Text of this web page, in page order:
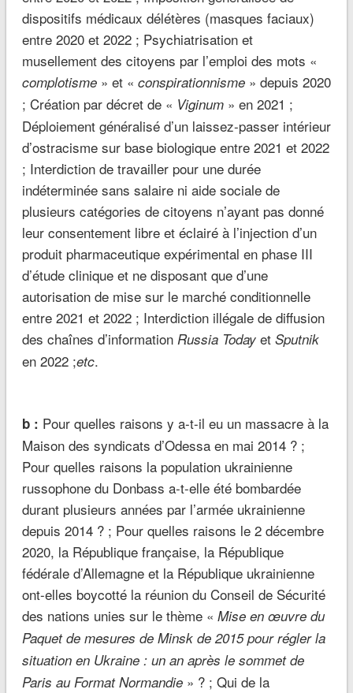
dispositifs médicaux délétères (masques faciaux)
entre 2020 et 2022 ; Psychiatrisation et
musellement des citoyens par l’emploi des mots «
complotisme» et « conspirationnisme» depuis 2020
; Création par décret de « Viginum» en 2021 ;
Déploiement généralisé d’un laissez-passer intérieur
d’ostracisme sur base biologique entre 2021 et 2022
; Interdiction de travailler pour une durée
indéterminée sans salaire ni aide sociale de
plusieurs catégories de citoyens n’ayant pas donné
leur consentement libre et éclairé à l’injection d’un
produit pharmaceutique expérimental en phase III
d’étude clinique et ne disposant que d’une
autorisation de mise sur le marché conditionnelle
entre 2021 et 2022 ; Interdiction illégale de diffusion
des chaînes d’information Russia Todayet Sputnik
en 2022 ;etc.
b : Pour quelles raisons y a-t-il eu un massacre à la
Maison des syndicats d’Odessa en mai 2014 ? ;
Pour quelles raisons la population ukrainienne
russophone du Donbass a-t-elle été bombardée
durant plusieurs années par l’armée ukrainienne
depuis 2014 ? ; Pour quelles raisons le 2 décembre
2020, la République française, la République
fédérale d’Allemagne et la République ukrainienne
ont-elles boycotté la réunion du Conseil de Sécurité
des nations unies sur le thème « Mise en œuvre du
Paquet de mesures de Minsk de 2015 pour régler la
situation en Ukraine : un an après le sommet de
Paris au Format Normandie» ? ; Qui de la